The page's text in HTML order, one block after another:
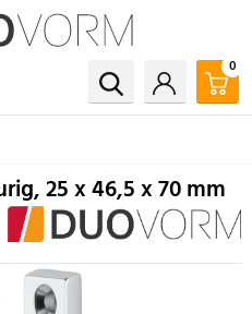
0
25 x 46,5 x 70 mm